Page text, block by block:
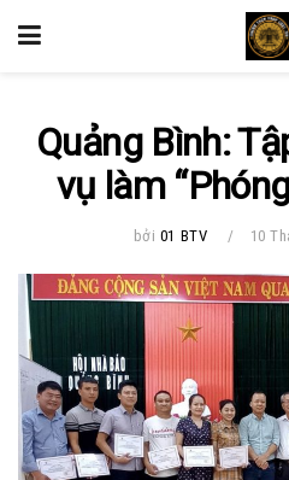
Quảng Bình:
vụ làm
bởi 01 BTV 10